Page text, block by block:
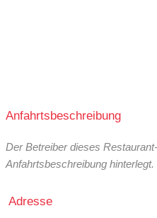
Anfahrtsbeschreibung
Der Betreiber dieses
Anfahrtsbeschreibung hinterlegt.
Adresse